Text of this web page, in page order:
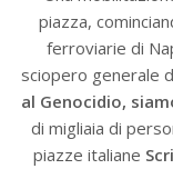
piazza,
ferroviarie di
sciopero generale
al Genocidio,
di migliaia di
piazze italiane